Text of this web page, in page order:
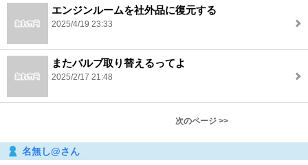
エンジンルームを社外品に復元する
2025/4/19 23:33
またバルブ取り替えるってよ
2025/2/17 21:48
次のページ >>
名無し@さん